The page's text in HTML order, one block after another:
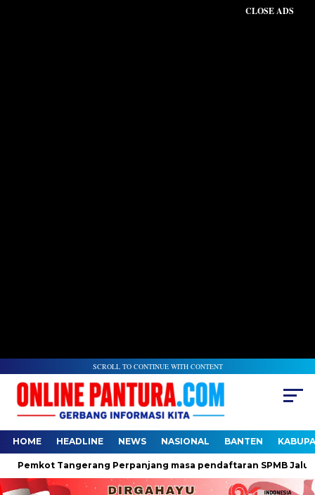
CLOSE ADS
SCROLL TO CONTINUE WITH CONTENT
HOME HEADLINE NEWS NASIONAL BANTEN
Pemkot Tangerang Perpanjang masa pendaftaran SPMB Jalur